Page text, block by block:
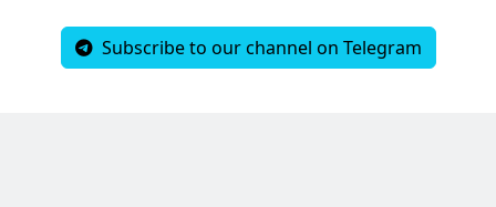
Subscribe to our channel on Telegram